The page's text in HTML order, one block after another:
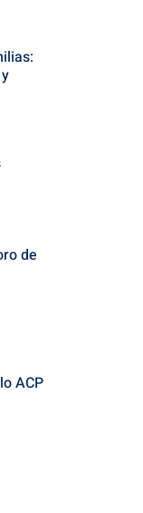
de
ACP